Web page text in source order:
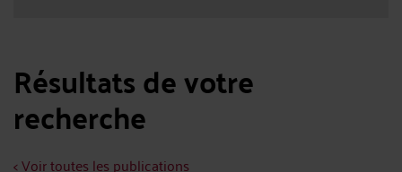
Résultats de votre
recherche
< Voir toutes les publications